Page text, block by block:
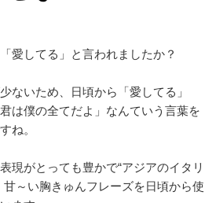
愛してる」と言われましたか？
ないため、日頃から「愛してる」
は僕の全てだよ」なんていう言葉を
ね。
現がとっても豊かで“アジアのイタリ
甘～い胸きゅんフレーズを日頃から使